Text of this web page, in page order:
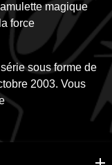
magique
force
sous forme de
2003. Vous